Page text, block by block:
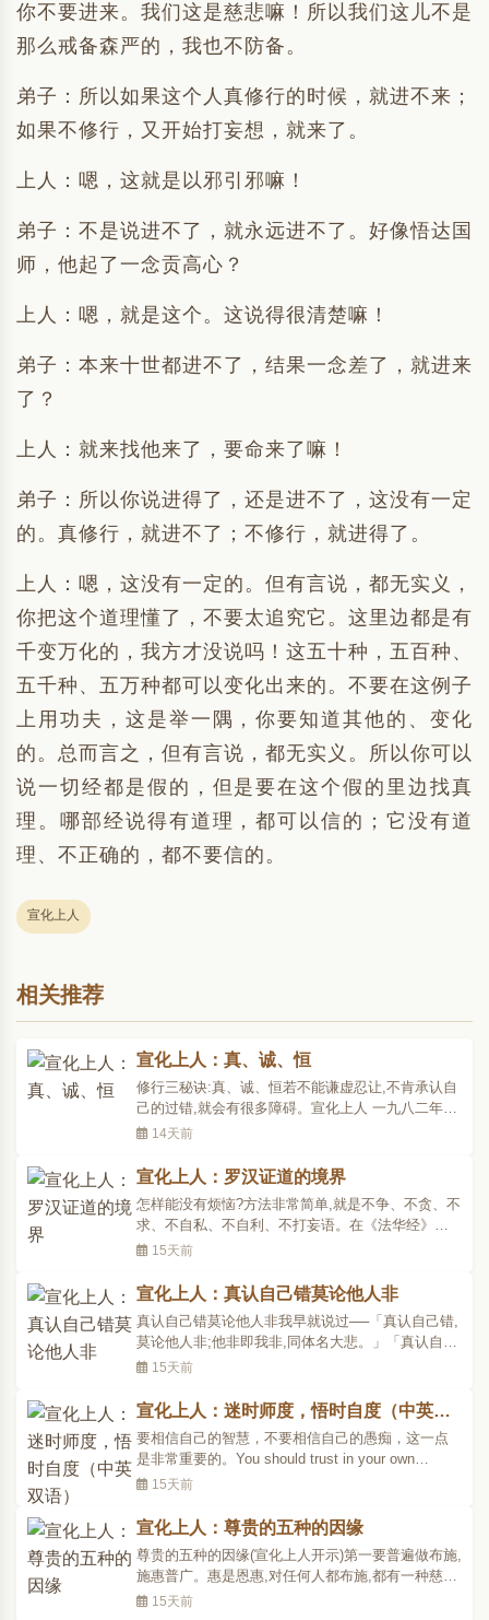
你不要进来。我们这是慈悲嘛！所以我们这儿不是
那么戒备森严的，我也不防备。
弟子：所以如果这个人真修行的时候，就进不来；
如果不修行，又开始打妄想，就来了。
上人：嗯，这就是以邪引邪嘛！
弟子：不是说进不了，就永远进不了。好像悟达国
师，他起了一念贡高心？
上人：嗯，就是这个。这说得很清楚嘛！
弟子：本来十世都进不了，结果一念差了，就进来
了？
上人：就来找他来了，要命来了嘛！
弟子：所以你说进得了，还是进不了，这没有一定
的。真修行，就进不了；不修行，就进得了。
上人：嗯，这没有一定的。但有言说，都无实义，
你把这个道理懂了，不要太追究它。这里边都是有
千变万化的，我方才没说吗！这五十种，五百种、
五千种、五万种都可以变化出来的。不要在这例子
上用功夫，这是举一隅，你要知道其他的、变化
的。总而言之，但有言说，都无实义。所以你可以
说一切经都是假的，但是要在这个假的里边找真
理。哪部经说得有道理，都可以信的；它没有道
理、不正确的，都不要信的。
宣化上人
相关推荐
宣化上人：真、诚、恒
修行三秘诀:真、诚、恒若不能谦虚忍让,不肯承认自
己的过错,就会有很多障碍。宣化上人 一九八二年十
月廿二日 开示修行不可各处卖修行,卖广告;一卖修
来护持,有的是阿罗汉来护持,有的是天人来护持,有的
是鬼神来护持,有的是人来护持。有的则是邪魔鬼怪
来护..
14天前
宣化上人：罗汉证道的境界
怎样能没有烦恼?方法非常简单,就是不争、不贪、不
求、不自私、不自利、不打妄语。在《法华经》
〈序品第一〉上说:「阿罗汉。诸漏已尽。无复烦
汉证道的境界。「诸漏已尽」:诸漏包括多说话、多
听声、多看色、多妄想在内。何谓不漏?简要言之,就
是「非礼勿视,..
15天前
宣化上人：真认自己错莫论他人非
真认自己错莫论他人非我早就说过──「真认自己错,
莫论他人非;他非即我非,同体名大悲。」「真认自己
错」:不是做表面工作──「哦!我给人说我对不起
自己犯了戒了,尽找人家的毛病,不知道自己的毛病;尽
给人家洗衣服,自己的衣服不洗,周身都是邋遢东西,也
不..
15天前
宣化上人：迷时师度，悟时自度（中英双
语）
要相信自己的智慧，不要相信自己的愚痴，这一点
是非常重要的。You should trust in your own
wisdom, not your own stupidity. This is a very
二月十五日）的时间，诸位时时刻刻要提起话头，
去参禅，去用功。修道人要自己修行，不要依赖他
人，更不要..
15天前
宣化上人：尊贵的五种的因缘
尊贵的五种的因缘(宣化上人开示)第一要普遍做布施,
施惠普广。惠是恩惠,对任何人都布施,都有一种慈悲
心,很普遍的,广大的对一切人慈悲,这是第一种。第二
15天前